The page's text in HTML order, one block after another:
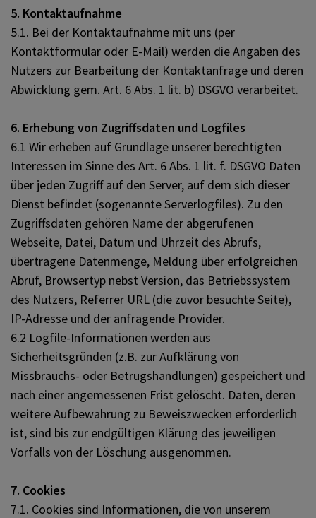
5. Kontaktaufnahme
5.1. Bei der Kontaktaufnahme mit uns (per
Kontaktformular oder E-Mail) werden die Angaben des
Nutzers zur Bearbeitung der Kontaktanfrage und deren
Abwicklung gem. Art. 6 Abs. 1 lit. b) DSGVO verarbeitet.
6. Erhebung von Zugriffsdaten und Logfiles
6.1 Wir erheben auf Grundlage unserer berechtigten
Interessen im Sinne des Art. 6 Abs. 1 lit. f. DSGVO Daten
über jeden Zugriff auf den Server, auf dem sich dieser
Dienst befindet (sogenannte Serverlogfiles). Zu den
Zugriffsdaten gehören Name der abgerufenen
Webseite, Datei, Datum und Uhrzeit des Abrufs,
übertragene Datenmenge, Meldung über erfolgreichen
Abruf, Browsertyp nebst Version, das Betriebssystem
des Nutzers, Referrer URL (die zuvor besuchte Seite),
IP-Adresse und der anfragende Provider.
6.2 Logfile-Informationen werden aus
Sicherheitsgründen (z.B. zur Aufklärung von
Missbrauchs- oder Betrugshandlungen) gespeichert und
nach einer angemessenen Frist gelöscht. Daten, deren
weitere Aufbewahrung zu Beweiszwecken erforderlich
ist, sind bis zur endgültigen Klärung des jeweiligen
Vorfalls von der Löschung ausgenommen.
7. Cookies
7.1. Cookies sind Informationen, die von unserem